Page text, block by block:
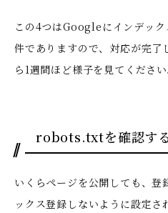
この4つはGoogleにインデッ
件でありますので、対応が完了
ら1週間ほど様子を見てください
robots.txtを確認する
いくらページを公開しても、
ックス登録しないように設定